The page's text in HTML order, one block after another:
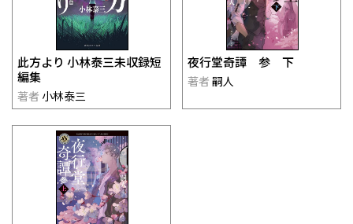
此方より 小林泰三未収録短
編集
著者 小林泰三
夜行堂奇譚 参 下
著者 嗣人